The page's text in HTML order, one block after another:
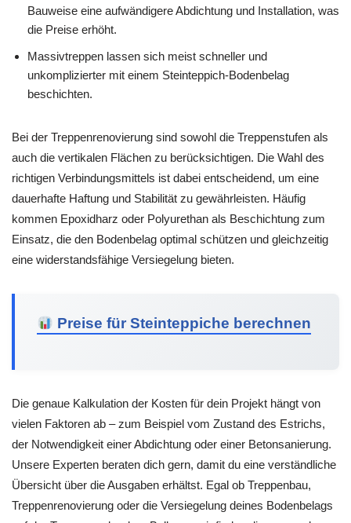
Bauweise eine aufwändigere Abdichtung und Installation, was
die Preise erhöht.
Massivtreppen lassen sich meist schneller und
unkomplizierter mit einem Steinteppich-Bodenbelag
beschichten.
Bei der Treppenrenovierung sind sowohl die Treppenstufen als
auch die vertikalen Flächen zu berücksichtigen. Die Wahl des
richtigen Verbindungsmittels ist dabei entscheidend, um eine
dauerhafte Haftung und Stabilität zu gewährleisten. Häufig
kommen Epoxidharz oder Polyurethan als Beschichtung zum
Einsatz, die den Bodenbelag optimal schützen und gleichzeitig
eine widerstandsfähige Versiegelung bieten.
Preise für Steinteppiche berechnen
Die genaue Kalkulation der Kosten für dein Projekt hängt von
vielen Faktoren ab – zum Beispiel vom Zustand des Estrichs,
der Notwendigkeit einer Abdichtung oder einer Betonsanierung.
Unsere Experten beraten dich gern, damit du eine verständliche
Übersicht über die Ausgaben erhältst. Egal ob Treppenbau,
Treppenrenovierung oder die Versiegelung deines Bodenbelags